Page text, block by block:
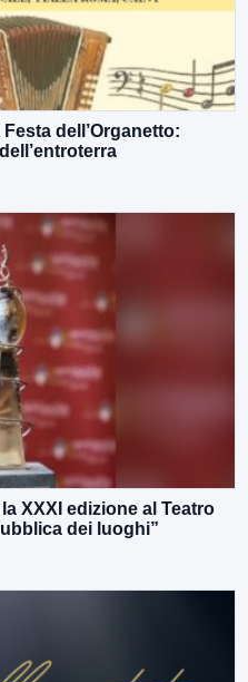
dell’Organetto:
XXXI edizione al Teatro
dei luoghi”